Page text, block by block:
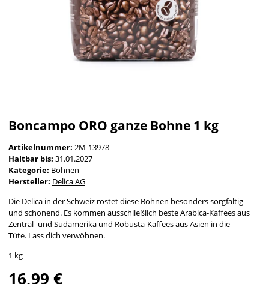
Boncampo ORO ganze Bohne 1 kg
Artikelnummer: 2M-13978
Haltbar bis: 31.01.2027
Kategorie: Bohnen
Hersteller: Delica AG
Die Delica in der Schweiz röstet diese Bohnen besonders sorgfältig
und schonend. Es kommen ausschließlich beste Arabica-Kaffees aus
Zentral- und Südamerika und Robusta-Kaffees aus Asien in die
Tüte. Lass dich verwöhnen.
1 kg
16,99 €